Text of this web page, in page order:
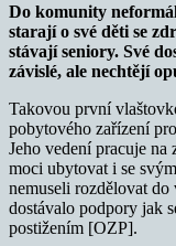
Do komunity
starají o své děti se
stávají seniory. Své
závislé, ale nechtějí
Takovou první
pobytového zařízení
Jeho vedení pracuje na
moci ubytovat i se
nemuseli rozdělovat
dostávalo podpory jak
postižením [OZP].